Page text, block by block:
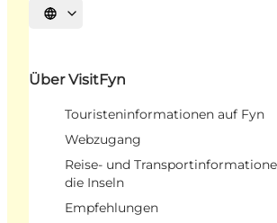
Sprache auswählen
Über VisitFyn
Touristeninformationen auf Fyn
Webzugang
Reise- und
die Inseln
Empfehlungen